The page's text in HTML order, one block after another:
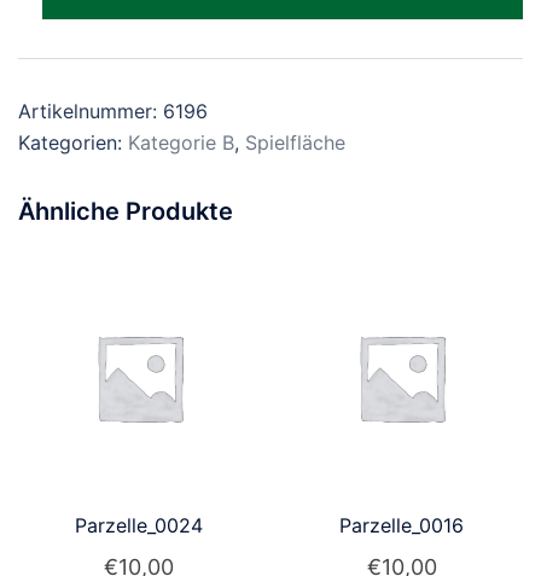
Artikelnummer: 6196
Kategorien: Kategorie B, Spielfläche
Ähnliche Produkte
Parzelle_0024
€10,00
Parzelle_0016
€10,00